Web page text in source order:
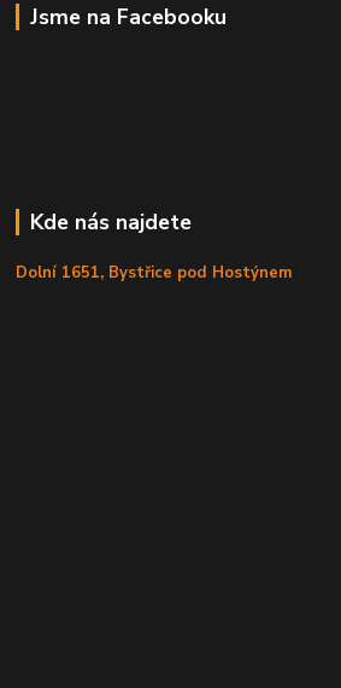
Jsme na Facebooku
Kde nás najdete
Dolní 1651, Bystřice pod Hostýnem